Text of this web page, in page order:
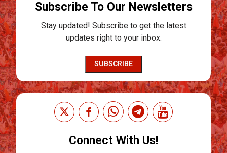
Subscribe To Our Newsletters
Stay updated! Subscribe to get the latest
updates right to your inbox.
SUBSCRIBE
Connect With Us!